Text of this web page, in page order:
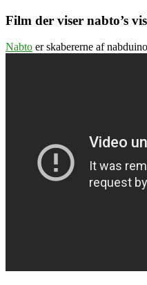
Film der viser nabto’s
Nabto er skabererne af nabduino